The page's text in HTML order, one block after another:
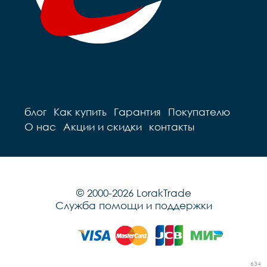
блог Как купить Гарантия
Покупателю
О нас
Акции и скидки контакты
© 2000-2026 LorakTrade
Служба помощи и поддержки
634